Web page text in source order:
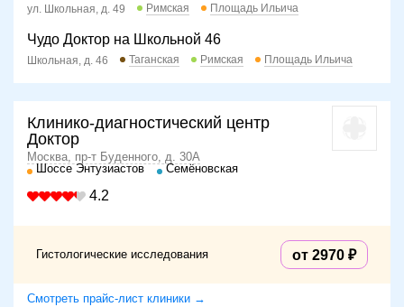
ул. Школьная, д. 49 Римская Площадь Ильича
Чудо Доктор на Школьной 46
Школьная, д. 46 Таганская Римская Площадь Ильича
Клинико-диагностический центр
Доктор
Москва, пр-т Буденного, д. 30А
Шоссе Энтузиастов
Семёновская
4.2
Гистологические исследования от 2970
Смотреть прайс-лист клиники →